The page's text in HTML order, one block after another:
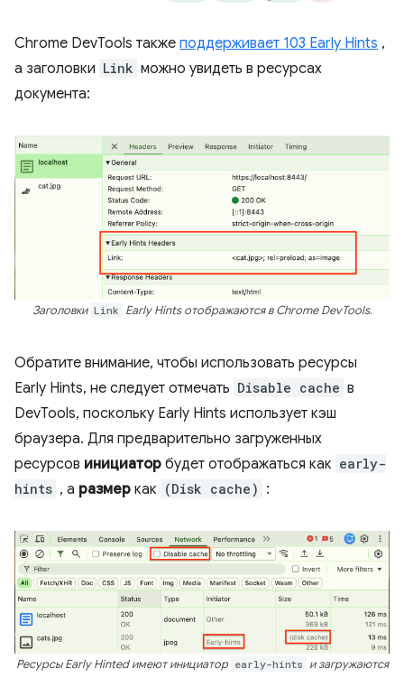
Chrome DevTools также поддерживает 103 Early Hints ,
а заголовки Link можно увидеть в ресурсах
документа:
Заголовки Link Early Hints отображаются в Chrome DevTools.
Обратите внимание, чтобы использовать ресурсы
Early Hints, не следует отмечать Disable cache в
DevTools, поскольку Early Hints использует кэш
браузера. Для предварительно загруженных
ресурсов инициатор будет отображаться как early-
hints , а размер как (Disk cache) :
Ресурсы Early Hinted имеют инициатор early-hints и загружаются